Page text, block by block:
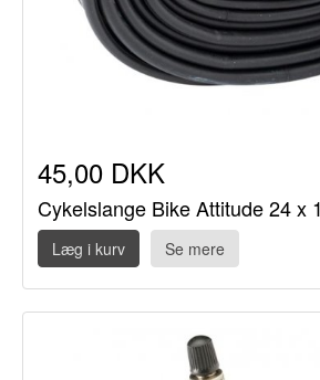
45,00 DKK
Cykelslange Bike Attitude 24 x
Læg i kurv Se mere